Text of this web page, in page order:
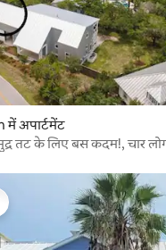
में अपार्टमेंट
तट के लिए बस कदम!, चार